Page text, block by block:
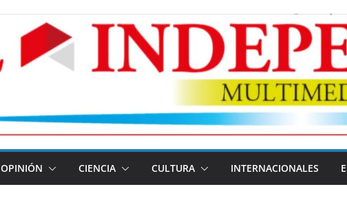
OPINIÓN CIENCIA CULTURA INTERNACIONALES